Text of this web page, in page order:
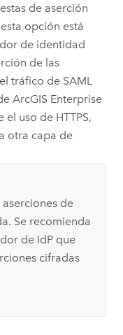
de aserción
opción está
de identidad
de las
tráfico de SAML
ArcGIS Enterprise
uso de HTTPS,
otra capa de
de
Se recomienda
de IdP que
cifradas